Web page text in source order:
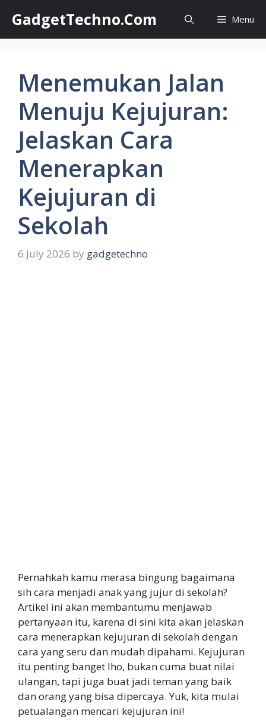
content
GadgetTechno.Com Menu
Menemukan Jalan
Menuju Kejujuran:
Jelaskan Cara
Menerapkan
Kejujuran di
Sekolah
6 July 2026 by gadgetechno
Pernahkah kamu merasa bingung bagaimana
sih cara menjadi anak yang jujur di sekolah?
Artikel ini akan membantumu menjawab
pertanyaan itu, karena di sini kita akan jelaskan
cara menerapkan kejujuran di sekolah dengan
cara yang seru dan mudah dipahami. Kejujuran
itu penting banget lho, bukan cuma buat nilai
ulangan, tapi juga buat jadi teman yang baik
dan orang yang bisa dipercaya. Yuk, kita mulai
petualangan mencari kejujuran ini!